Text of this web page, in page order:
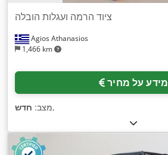
Agios Athanasios
1,466 km
ציוד הרמה ועגלות הובלה
מידע על מחיר
מצב: חדש ,